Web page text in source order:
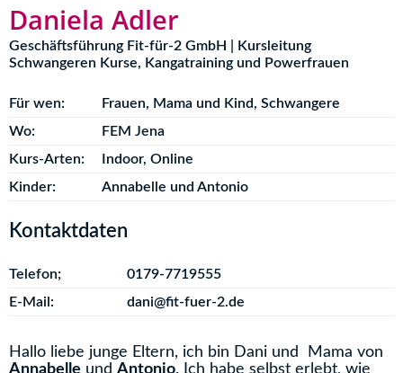
Daniela Adler
Geschäftsführung Fit-für-2 GmbH | Kursleitung
Schwangeren Kurse, Kangatraining und Powerfrauen
Für wen: Frauen, Mama und Kind, Schwangere
Wo:
FEM Jena
Kurs-Arten:
Indoor, Online
Kinder:
Annabelle und Antonio
Kontaktdaten
Telefon;
0179-7719555
E-Mail:
dani@fit-fuer-2.de
Hallo liebe junge Eltern, ich bin Dani und Mama von
Annabelle und Antonio. Ich habe selbst erlebt, wie